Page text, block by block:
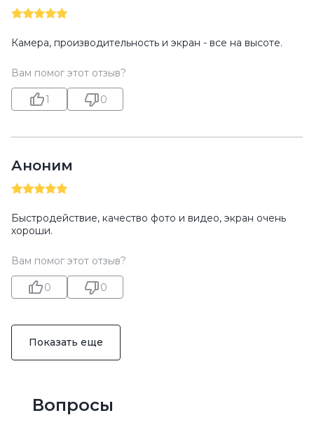
Камера, производительность и экран - все на высоте.
Вам помог этот отзыв?
1 0
Аноним
Быстродействие, качество фото и видео, экран очень
хороши.
Вам помог этот отзыв?
0 0
Показать еще
Вопросы